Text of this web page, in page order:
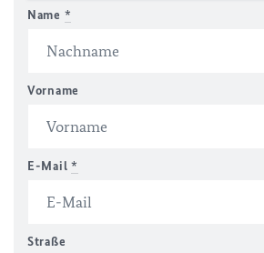
Name *
Vorname
E-Mail *
Straße